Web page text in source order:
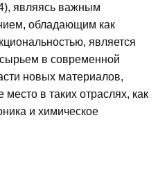
являясь важным
обладающим как
является
в современной
новых материалов,
в таких отраслях, как
и химическое